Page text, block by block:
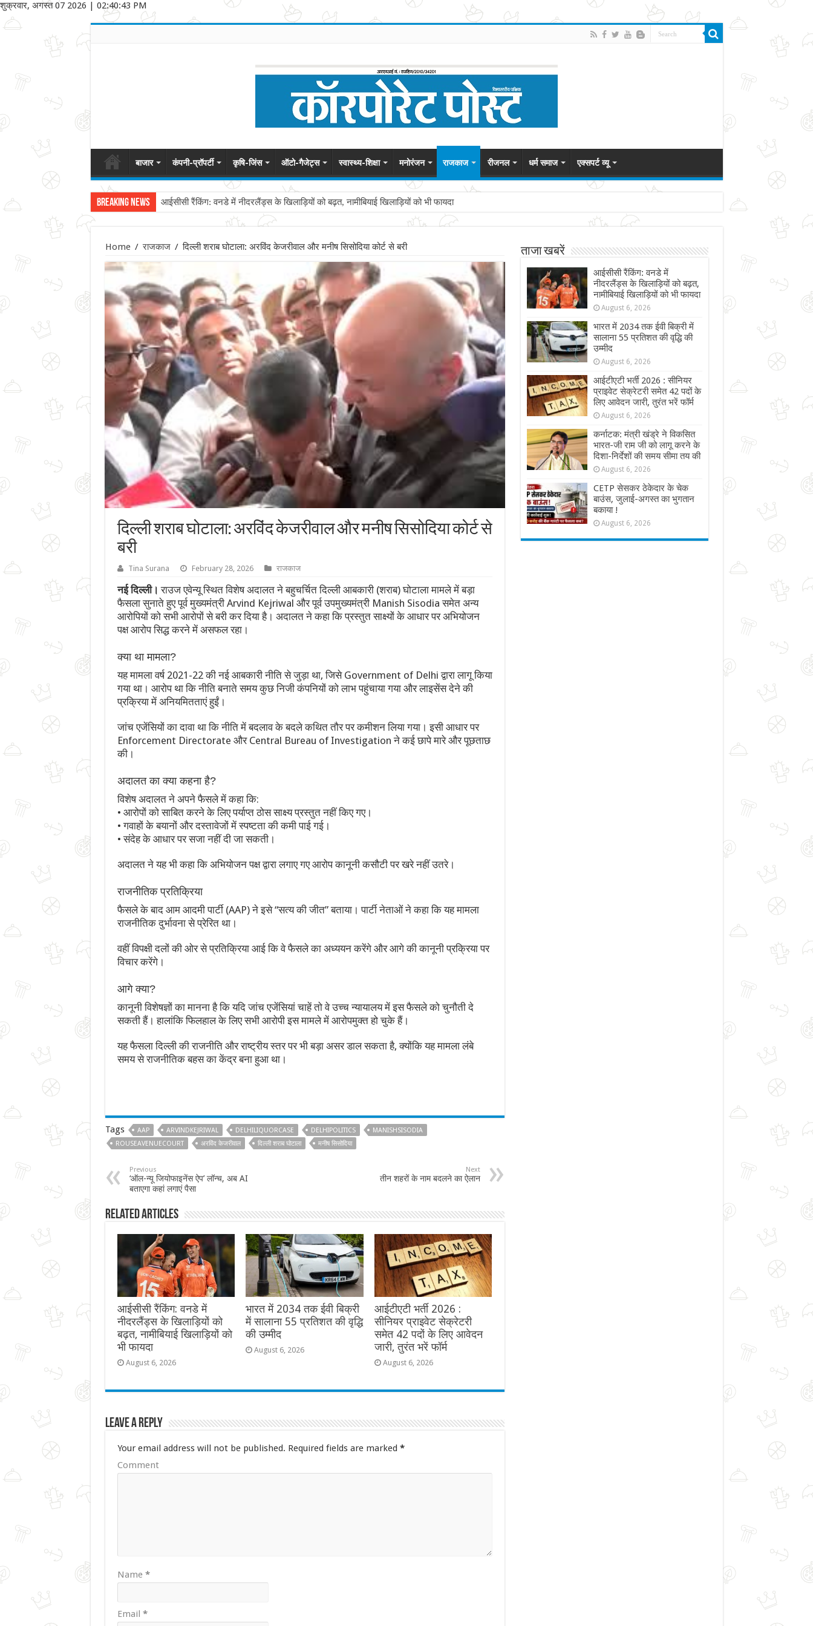
शुक्रवार, अगस्त 07 2026 | 02:40:43 PM
बाजार कंपनी-प्रॉपर्टी कृषि-जिंस ऑटो-गैजेट्स स्वास्थ्य-शिक्षा मनोरंजन राजकाज रीजनल धर्म समाज एक्सपर्ट व्यू
Breaking News आईसीसी रैंकिंग: वनडे में नीदरलैंड्स के खिलाड़ियों को बढ़त, नामीबियाई खिलाड़ियों को भी फायदा
Home / राजकाज / दिल्ली शराब घोटाला: अरविंद केजरीवाल और मनीष सिसोदिया कोर्ट से बरी
दिल्ली शराब घोटाला: अरविंद केजरीवाल और मनीष सिसोदिया कोर्ट से
बरी
Tina Surana February 28, 2026 राजकाज
नई दिल्ली। राउज एवेन्यू स्थित विशेष अदालत ने बहुचर्चित दिल्ली आबकारी (शराब) घोटाला मामले में बड़ा
फैसला सुनाते हुए पूर्व मुख्यमंत्री Arvind Kejriwal और पूर्व उपमुख्यमंत्री Manish Sisodia समेत अन्य
आरोपियों को सभी आरोपों से बरी कर दिया है। अदालत ने कहा कि प्रस्तुत साक्ष्यों के आधार पर अभियोजन
पक्ष आरोप सिद्ध करने में असफल रहा।
क्या था मामला?
यह मामला वर्ष 2021-22 की नई आबकारी नीति से जुड़ा था, जिसे Government of Delhi द्वारा लागू किया
गया था। आरोप था कि नीति बनाते समय कुछ निजी कंपनियों को लाभ पहुंचाया गया और लाइसेंस देने की
प्रक्रिया में अनियमितताएं हुईं।
जांच एजेंसियों का दावा था कि नीति में बदलाव के बदले कथित तौर पर कमीशन लिया गया। इसी आधार पर
Enforcement Directorate और Central Bureau of Investigation ने कई छापे मारे और पूछताछ
की।
अदालत का क्या कहना है?
विशेष अदालत ने अपने फैसले में कहा कि:
• आरोपों को साबित करने के लिए पर्याप्त ठोस साक्ष्य प्रस्तुत नहीं किए गए।
• गवाहों के बयानों और दस्तावेजों में स्पष्टता की कमी पाई गई।
• संदेह के आधार पर सजा नहीं दी जा सकती।
अदालत ने यह भी कहा कि अभियोजन पक्ष द्वारा लगाए गए आरोप कानूनी कसौटी पर खरे नहीं उतरे।
राजनीतिक प्रतिक्रिया
फैसले के बाद आम आदमी पार्टी (AAP) ने इसे “सत्य की जीत” बताया। पार्टी नेताओं ने कहा कि यह मामला
राजनीतिक दुर्भावना से प्रेरित था।
वहीं विपक्षी दलों की ओर से प्रतिक्रिया आई कि वे फैसले का अध्ययन करेंगे और आगे की कानूनी प्रक्रिया पर
विचार करेंगे।
आगे क्या?
कानूनी विशेषज्ञों का मानना है कि यदि जांच एजेंसियां चाहें तो वे उच्च न्यायालय में इस फैसले को चुनौती दे
सकती हैं। हालांकि फिलहाल के लिए सभी आरोपी इस मामले में आरोपमुक्त हो चुके हैं।
यह फैसला दिल्ली की राजनीति और राष्ट्रीय स्तर पर भी बड़ा असर डाल सकता है, क्योंकि यह मामला लंबे
समय से राजनीतिक बहस का केंद्र बना हुआ था।
Tags AAP ARVINDKEJRIWAL DELHILIQUORCASE DELHIPOLITICS
MANISHSISODIA
ROUSEAVENUECOURT
अरविंद केजरीवाल दिल्ली शराब घोटाला मनीष सिसोदिया
Previous
‘ऑल-न्यू जियोफाइनेंस ऐप’ लॉन्च, अब AI
बताएगा कहां लगाएं पैसा
Next
तीन शहरों के नाम बदलने का ऐलान
Related Articles
आईसीसी रैंकिंग: वनडे में
नीदरलैंड्स के खिलाड़ियों को
बढ़त, नामीबियाई खिलाड़ियों को
भी फायदा
August 6, 2026
भारत में 2034 तक ईवी बिक्री
में सालाना 55 प्रतिशत की वृद्धि
की उम्मीद
August 6, 2026
आईटीएटी भर्ती 2026 :
सीनियर प्राइवेट सेक्रेटरी
समेत 42 पदों के लिए आवेदन
जारी, तुरंत भरें फॉर्म
August 6, 2026
Leave a Reply
Your email address will not be published. Required fields are marked *
Comment
Name *
Email *
ताजा खबरें
आईसीसी रैंकिंग: वनडे में
नीदरलैंड्स के खिलाड़ियों को बढ़त,
नामीबियाई खिलाड़ियों को भी फायदा
August 6, 2026
भारत में 2034 तक ईवी बिक्री में
सालाना 55 प्रतिशत की वृद्धि की
उम्मीद
August 6, 2026
आईटीएटी भर्ती 2026 : सीनियर
प्राइवेट सेक्रेटरी समेत 42 पदों के
लिए आवेदन जारी, तुरंत भरें फॉर्म
August 6, 2026
कर्नाटक: मंत्री खंड्रे ने विकसित
भारत-जी राम जी को लागू करने के
दिशा-निर्देशों की समय सीमा तय की
August 6, 2026
CETP सेसकर ठेकेदार के चेक
बाउंस, जुलाई-अगस्त का भुगतान
बकाया !
August 6, 2026